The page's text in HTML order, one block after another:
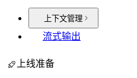
上下文管理
流式输出
上线准备